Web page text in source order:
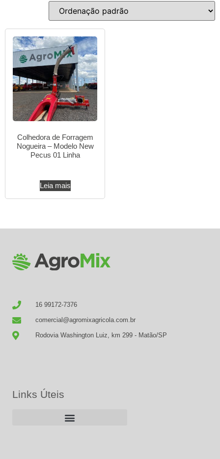
Colhedora de Forragem
Nogueira – Modelo New
Pecus 01 Linha
Leia mais
16 99172-7376
comercial@agromixagricola.com.br
Rodovia Washington Luiz, km 299 - Matão/SP
Links Úteis